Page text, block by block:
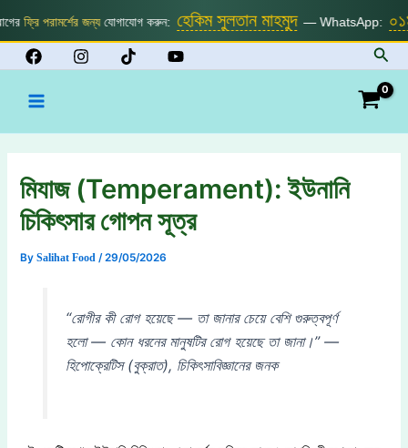
পরামর্শের জন্যযোগাযোগ করুন: হেকিম সুলতান মাহমুদ— WhatsApp:
Skip
to
content
মিযাজ (Temperament): ইউনানি
চিকিৎসার গোপন সূত্র
BySalihat Food/29/05/2026
“রোগীর কী রোগ হয়েছে — তা জানার চেয়ে বেশি গুরুত্বপূর্ণ
হলো — কোন ধরনের মানুষটির রোগ হয়েছে তা জানা।”—
হিপোক্রেটিস (বুক্রাত), চিকিৎসাবিজ্ঞানের জনক